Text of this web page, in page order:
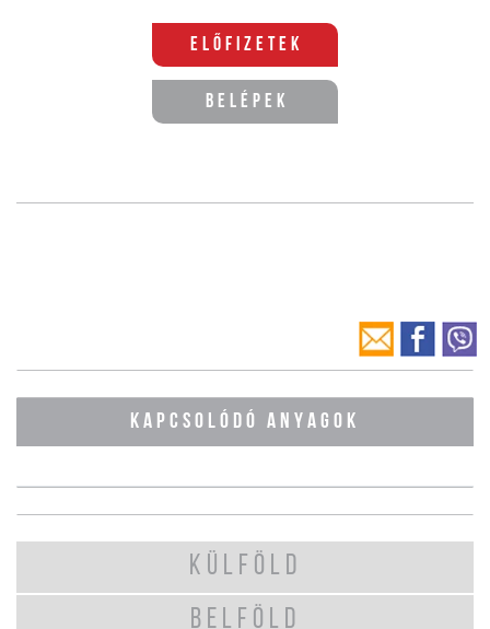
Előfizetek
Belépek
KAPCSOLÓDÓ ANYAGOK
KÜLFÖLD
BELFÖLD